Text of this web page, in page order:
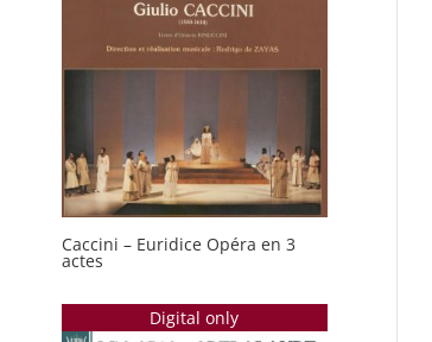
Caccini – Euridice Opéra en 3
actes
Digital only